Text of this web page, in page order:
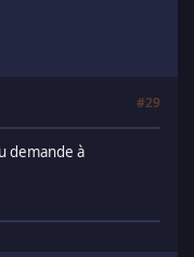
#29
demande à